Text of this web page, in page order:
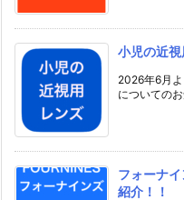
小児の近
2026年6月よ
についての
フォーナ
紹介！！